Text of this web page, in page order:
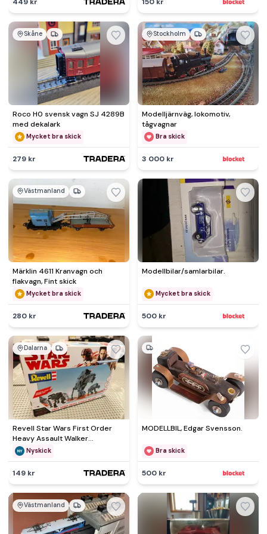
Skåne
Roco H0 svensk vagn SJ 4289B
med dekalark
Mycket bra skick
279 kr
Stockholm
Modelljärnväg, lokomotiv,
tågvagnar
Bra skick
3 000 kr
Västmanland
Märklin 4611 Kranvagn och
flakvagn, Fint skick
Mycket bra skick
280 kr
Modellbilar/samlarbilar.
Mycket bra skick
500 kr
Dalarna
Revell Star Wars First Order
Heavy Assault Walker
modellbyggsats
Nyskick
149 kr
MODELLBIL, Edgar Svensson.
Bra skick
500 kr
Västmanland